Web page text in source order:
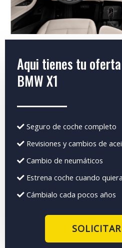
Aqui tienes tu
BMW X1
Seguro de coche completo
Revisiones y cambios de
Cambio de neumáticos
Estrena coche cuando
Cámbialo cada pocos años